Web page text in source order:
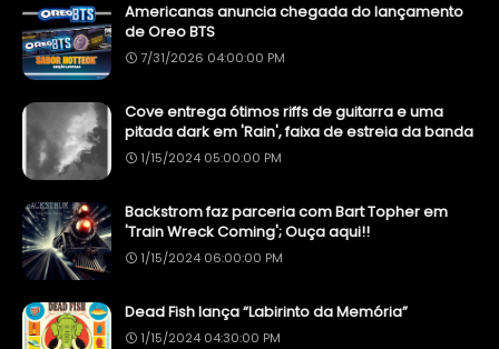
Americanas anuncia chegada do lançamento
de Oreo BTS
7/31/2026 04:00:00 PM
Cove entrega ótimos riffs de guitarra e uma
pitada dark em 'Rain', faixa de estreia da banda
1/15/2024 05:00:00 PM
Backstrom faz parceria com Bart Topher em
'Train Wreck Coming'; Ouça aqui!!
1/15/2024 06:00:00 PM
Dead Fish lança “Labirinto da Memória”
1/15/2024 04:30:00 PM